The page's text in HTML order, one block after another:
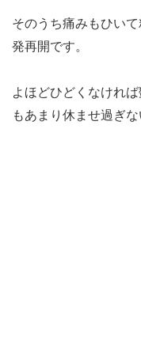
そのうち痛みもひい
発再開です。
よほどひどくなけれ
もあまり休ませ過ぎ